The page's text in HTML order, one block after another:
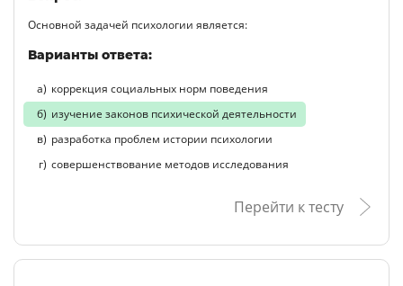
Основной задачей психологии является:
Варианты ответа:
коррекция социальных норм поведения
изучение законов психической деятельности
разработка проблем истории психологии
совершенствование методов исследования
Перейти к тесту